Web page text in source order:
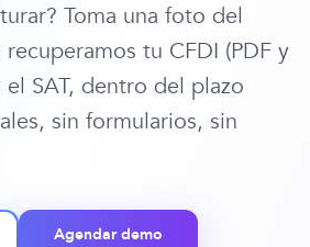
Toma una foto del
tu CFDI (PDF y
SAT, dentro del plazo
sin formularios, sin
Agendar demo